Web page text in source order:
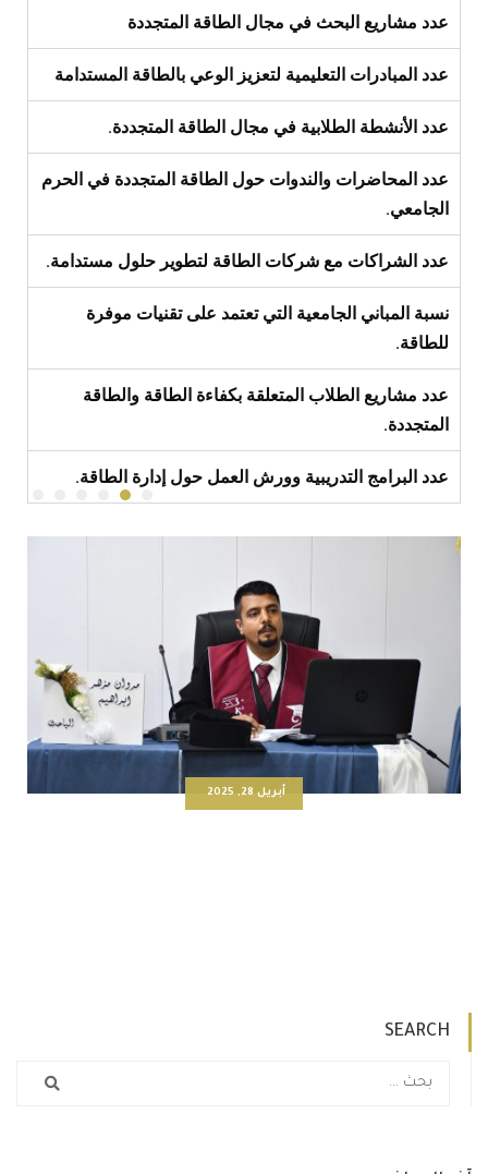
عدد مشاريع البحث في مجال الطاقة المتجددة
عدد المبادرات التعليمية لتعزيز الوعي بالطاقة المستدامة
عدد الأنشطة الطلابية في مجال الطاقة المتجددة.
عدد المحاضرات والندوات حول الطاقة المتجددة في الحرم
الجامعي.
عدد الشراكات مع شركات الطاقة لتطوير حلول مستدامة.
نسبة المباني الجامعية التي تعتمد على تقنيات موفرة
للطاقة.
عدد مشاريع الطلاب المتعلقة بكفاءة الطاقة والطاقة
المتجددة.
عدد البرامج التدريبية وورش العمل حول إدارة الطاقة.
أبريل 28, 2025
SEARCH